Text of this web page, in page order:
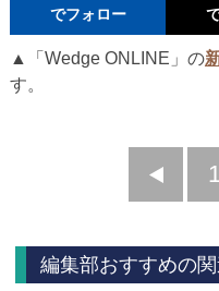
でフォロー
▲「Wedge ONLINE」の
す。
前
1
編集部おすすめの